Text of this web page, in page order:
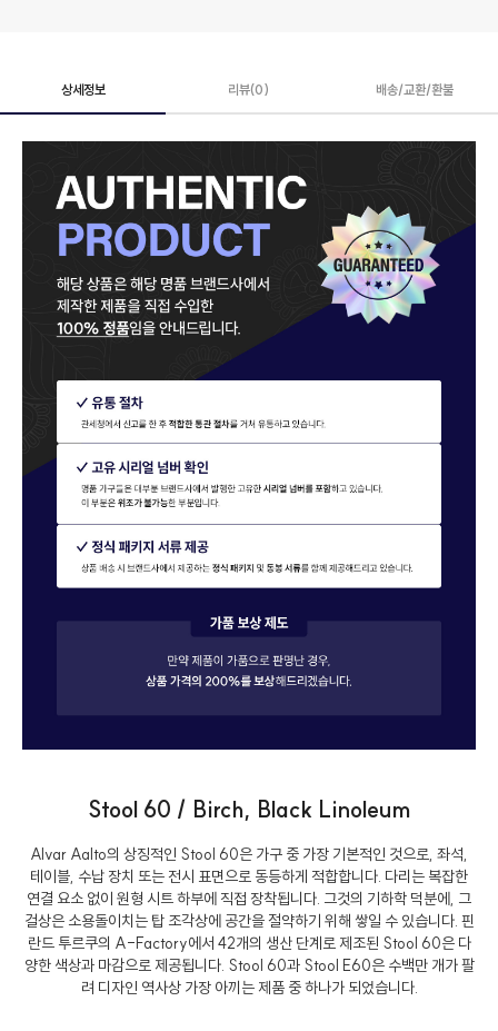
상세정보 리뷰(0) 배송/교환/환불
Stool 60 / Birch, Black Linoleum
Alvar Aalto의 상징적인 Stool 60은 가구 중 가장 기본적인 것으로, 좌석,
테이블, 수납 장치 또는 전시 표면으로 동등하게 적합합니다. 다리는 복잡한
연결 요소 없이 원형 시트 하부에 직접 장착됩니다. 그것의 기하학 덕분에, 그
걸상은 소용돌이치는 탑 조각상에 공간을 절약하기 위해 쌓일 수 있습니다. 핀
란드 투르쿠의 A-Factory에서 42개의 생산 단계로 제조된 Stool 60은 다
양한 색상과 마감으로 제공됩니다. Stool 60과 Stool E60은 수백만 개가 팔
려 디자인 역사상 가장 아끼는 제품 중 하나가 되었습니다.